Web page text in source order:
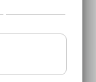
avec
musiciens
un
création
africaines